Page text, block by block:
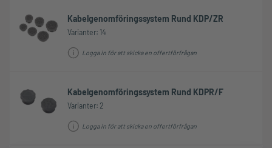
Kabelgenomföringssystem Rund KDP/ZR
Varianter: 14
Logga in för att skicka en offertförfrågan
Kabelgenomföringssystem Rund KDPR/F
Varianter: 2
Logga in för att skicka en offertförfrågan